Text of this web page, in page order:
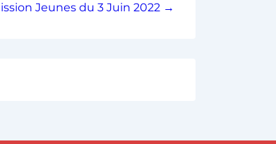
Jeunes du 3 Juin 2022 →